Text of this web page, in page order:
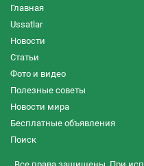
Главная
Ussatlar
Новости
Статьи
Фото и видео
Полезные советы
Новости мира
Бесплатные объявления
Поиск